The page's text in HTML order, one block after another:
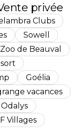
privée
Clubs
Sowell
Zoo de Beauval
Goélia
vacances
Odalys
Villages